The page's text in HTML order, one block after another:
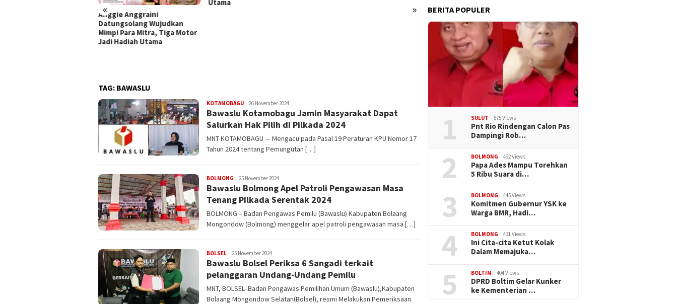
« »
Anggie Anggraini
Datungsolang Wujudkan
Mimpi Para Mitra, Tiga Motor
Jadi Hadiah Utama
Utama
Dari Jalanan Menuju
Kesuksesan: Mandiri Parfum
Hadir dengan Semangat
Pantang Menyerah
Petani Dan Nelayan ke-17 Di
Gorontalo , Bupati
Iskandar,Bolsel Siap Ambil
Bagian Guna Mendukung
Program Presiden RI
TAG: BAWASLU
KOTAMOBAGU Demsi
Laluas
26 November 2024
Bawaslu Kotamobagu Jamin Masyarakat Dapat
Salurkan Hak Pilih di Pilkada 2024
MNT KOTAMOBAGU — Mengacu pada Pasal 19 Peraturan KPU Nomor 17
Tahun 2024 tentang Pemungutan […]
BOLMONG Demsi
Laluas
25 November 2024
Bawaslu Bolmong Apel Patroli Pengawasan Masa
Tenang Pilkada Serentak 2024
BOLMONG – Badan Pengawas Pemilu (Bawaslu) Kabupaten Bolaang
Mongondow (Bolmong) menggelar apel patroli pengawasan masa […]
BOLSEL Demsi
Laluas
25 November 2024
Bawaslu Bolsel Periksa 6 Sangadi terkait
pelanggaran Undang-Undang Pemilu
MNT, BOLSEL- Badan Pengawas Pemilihan Umum (Bawaslu),Kabupaten
Bolaang Mongondow Selatan(Bolsel), resmi Melakukan Pemeriksaan
BERITA POPULER
1 SULUT 575 Views
Pnt Rio Rindengan Calon Pas
Dampingi Rob…
2 BOLMONG 492 Views
Papa Ades Mampu Torehkan
5 Ribu Suara di…
3 BOLMONG 445 Views
Komitmen Gubernur YSK ke
Warga BMR, Hadi…
4 BOLMONG 431 Views
Ini Cita-cita Ketut Kolak
Dalam Memajuka…
5 BOLTIM 404 Views
DPRD Boltim Gelar Kunker
ke Kementerian …